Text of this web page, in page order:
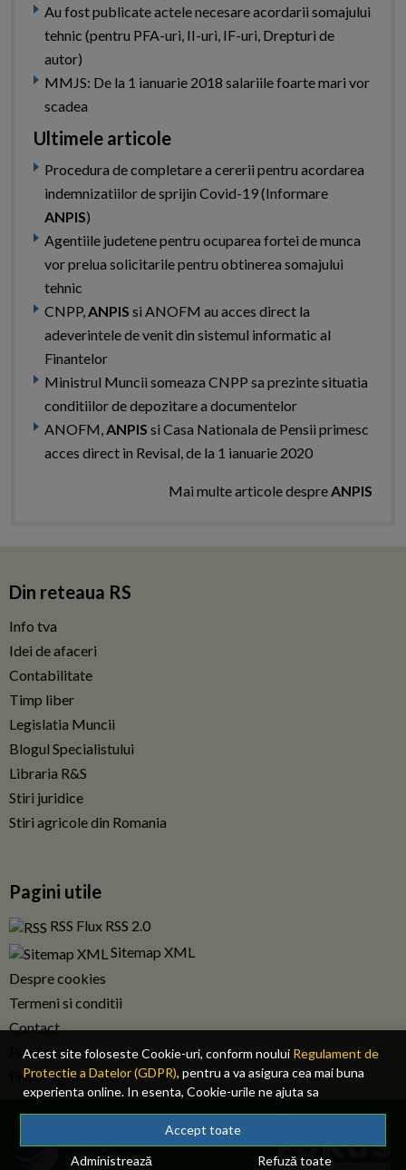
Acest site foloseste Cookie-uri, conform noului Regulament de
Protectie a Datelor (GDPR), pentru a va asigura cea mai buna
experienta online. In esenta, Cookie-urile ne ajuta sa
imbunatatim continutul de pe site, oferindu-va dvs., cititorul, o
experienta online personalizata si mult mai rapida. Ele sunt
folosite doar de site-ul nostru si partenerii nostri de incredere.
Accept toate
Administrează
Refuză toate
Au fost publicate actele necesare acordarii somajului
tehnic (pentru PFA-uri, II-uri, IF-uri, Drepturi de
autor)
MMJS: De la 1 ianuarie 2018 salariile foarte mari vor
scadea
Ultimele articole
Procedura de completare a cererii pentru acordarea
indemnizatiilor de sprijin Covid-19 (Informare
ANPIS)
Agentiile judetene pentru ocuparea fortei de munca
vor prelua solicitarile pentru obtinerea somajului
tehnic
CNPP,ANPIS si ANOFM au acces direct la
adeverintele de venit din sistemul informatic al
Finantelor
Ministrul Muncii someaza CNPP sa prezinte situatia
conditiilor de depozitare a documentelor
ANOFM,ANPIS si Casa Nationala de Pensii primesc
acces direct in Revisal, de la 1 ianuarie 2020
Mai multe articole despreANPIS
Din reteaua RS
Info tva
Idei de afaceri
Contabilitate
Timp liber
Legislatia Muncii
Blogul Specialistului
Libraria R&S
Stiri juridice
Stiri agricole din Romania
Pagini utile
RSS Flux RSS 2.0
Sitemap XML
Despre cookies
Termeni si conditii
Contact
Publicitate
Privacy policy RO
© 2026 Fiscalitatea.ro. Toate drepturile rezervate.